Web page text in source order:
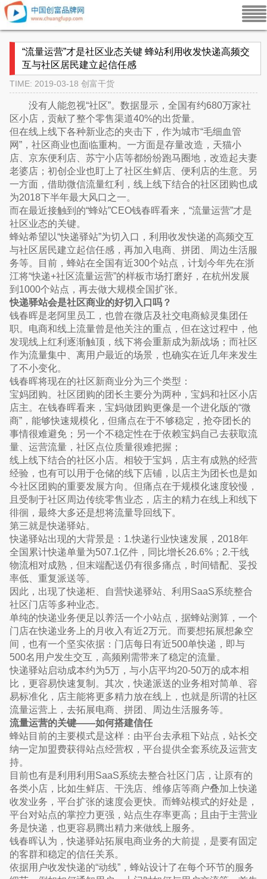
“流量运营”才是社区业态关键 蜂站利用收发快递高频交
互与社区居民建立起信任感
TIME: 2019-03-18 创富干货
没有人能忽视“社区”。数据显示，全国有约680万家社
区小店，贡献了整个零售渠道40%的出货量。
但在线上线下各种新业态的夹击下，作为城市“毛细血管
网”，社区商业也面临重构。一方面是存量改造，天猫小
店、京东便利店、苏宁小店等都纷纷跑马圈地，改造起夫妻
老婆店；初创企业也盯上了社区生鲜店、便利店的生意。另
一方面，借助微信流量红利，线上线下结合的社区团购也成
为2018下半年最大风口之一。
而在最近接触到的“蜂站”CEO钱春晖看来，“流量运营”才是
社区业态的关键。
蜂站希望以“快递驿站”为切入口，利用收发快递的高频交互
与社区居民建立起信任感，再加入电商、拼团、周边生活服
务等。目前，蜂站在全国有近300个站点，计划今年先在浙
江将“快递+社区流量运营”的样板市场打磨好，在杭州发展
到1000个站点，再去做大规模全国扩张。
快递驿站会是社区商业的好切入口吗？
钱春晖是老阿里员工，也曾在微店及社交电商鲸灵集团任
职。电商和线上流量曾是他关注的重点，但在这过程中，他
发现线上红利逐渐触顶，线下将会重新成为新战场；而社区
作为流量集中、离用户最近的场景，也确实在近几年来发生
了不小变化。
钱春晖将现在的社区新商业分为三个类型：
宝妈团购。社区团购的团长主要分为两种，宝妈和社区小店
店主。在钱春晖看来，宝妈做团购更像是一个进化版的“微
商”，能够快速规模化，但痛点在于不够稳定，抢夺团长的
事情很难避免；另一个不稳定性在于依赖宝妈自己去获取流
量、运营流量，社区点位质量很难把握；
线上线下结合的社区小店。相较于宝妈，店主有成熟的经营
经验，也有可以用于仓储的线下店铺，以店主为团长也是如
今社区团购的重要发展方向。但痛点在于规模化速度较慢，
且受制于社区周边传统零售业态，店主的精力在线上和线下
徘徊，最终大多还是想将流量导回线下。
第三就是快递驿站。
快递驿站出现的大背景是：1.快递行业快速发展，2018年
全国累计快递单量为507.1亿件，同比增长26.6%；2.干线
物流相对成熟，但末端配送仍有很多痛点，时间错配、妥投
率低、重复派送等。
因此，出现了快递柜、自营快递驿站、利用SaaS系统整合
社区门店等多种业态。
单纯的快递业务便足以养活一个小站点，据蜂站测算，一个
门店在快递业务上的月收入有近2万元。而要想拓展想象空
间，也有一个坚实依据：门店每日有近500单快递，即与
500名用户发生交互，高频刚需带来了稳定的流量。
快递驿站启动成本约为5万，与小店平均20-50万的成本相
比，更容易快速复制。其次，快递派送的业务相对简单、容
易标准化，店主能将更多精力放在线上，也就是所谓的社区
流量运营上，去拓展电商、拼团、周边生活服务等。
流量运营的关键——如何搭建信任
蜂站目前的主要模式是这样：由平台去承租下站点，站长交
纳一定加盟费获得站点经营权，平台提供全套系统及运营支
持。
目前也有是利用利用SaaS系统去整合社区门店，让原有的
各类小店，比如生鲜店、干洗店、维修店等商户叠加上快递
收发业务，平台扩张的速度会更快。而蜂站模式的好处是，
平台对站点的掌控力更强，站点生存率更高；且由于主营业
务是快递，也更容易腾出精力来做线上服务。
钱春晖认为，快递驿站拓展电商业务的大前提，是要有固定
的客群和稳定的信任关系。
依据用户收发快递的“动线”，蜂站设计了在每个环节的服务